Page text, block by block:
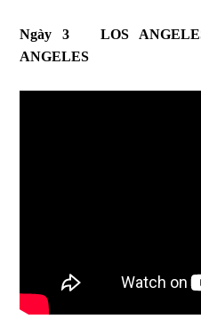
Ngày 3 LOS
ANGELES